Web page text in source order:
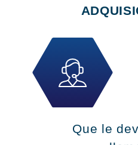
Que le